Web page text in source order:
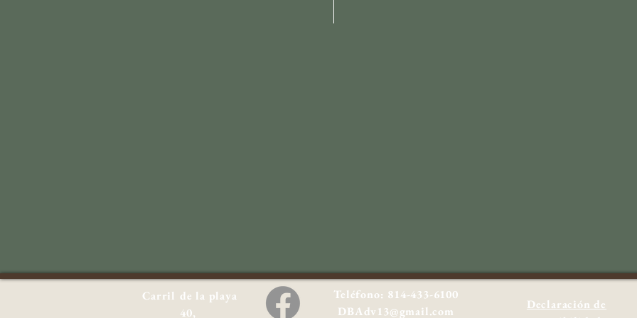
Carril de la playa
40,
Teléfono: 814-433-6100
DBAdv13@gmail.com
Declaración de